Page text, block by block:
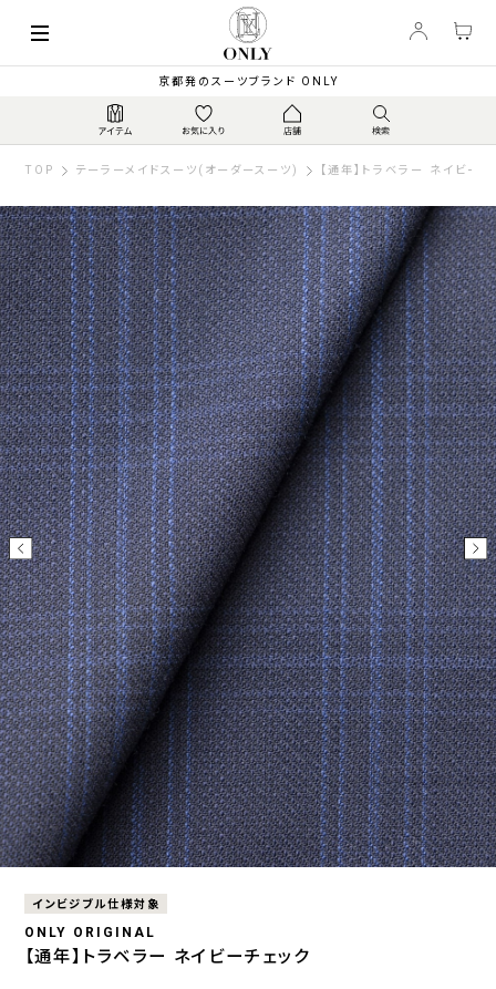
京都発のスーツブランド ONLY
TOP テーラーメイドスーツ(オーダースーツ) 【通年】トラベラー ネイビーチ
インビジブル仕様対象
ONLY ORIGINAL
【通年】トラベラー ネイビーチェック